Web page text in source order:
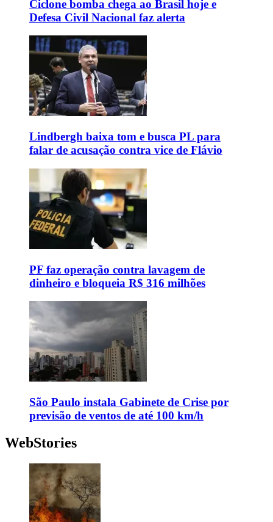
Ciclone bomba chega ao Brasil hoje e
Defesa Civil Nacional faz alerta
Lindbergh baixa tom e busca PL para
falar de acusação contra vice de Flávio
PF faz operação contra lavagem de
dinheiro e bloqueia R$ 316 milhões
São Paulo instala Gabinete de Crise por
previsão de ventos de até 100 km/h
WebStories